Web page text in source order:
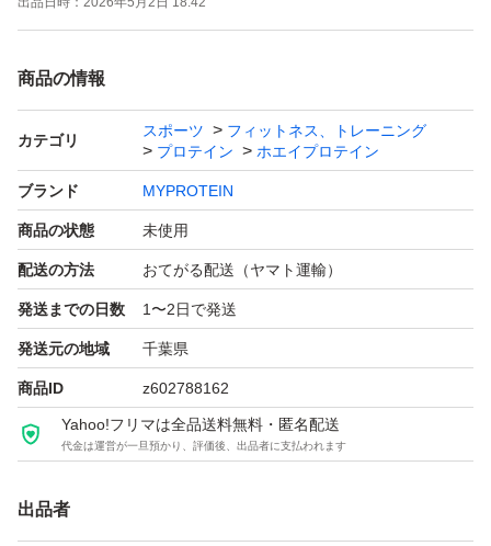
※万が一遅れる場合はご連絡いたします。
・限界の価格で出品しておりますため、お値下げできかね
・無言購入大歓迎です。
注意事項
・配送につきましては宅急便コンパクトの専用BOXで発
送いたしますので箱がパンパンになります。気になる方は
プラス500円で宅急便配送に変更可能です。ご連絡くださ
い。
・粉末のためプチプチなどで保護はしません。
・海外商品のためパッケージに擦れ汚れ等ある場合がござ
います。ご理解いただける方のみご購入お願いいたしま
商品の情報
カテゴリ
スポーツ
フィットネス、トレーニング
プロテイン
ホエイプロテイン
ブランド MYPROTEIN
商品の状態 未使用
配送の方法 おてがる配送（ヤマト運輸）
発送までの日数 1〜2日で発送
発送元の地域 千葉県
商品ID z602788162
Yahoo!フリマは全品送料無料・匿名配送
代金は運営が一旦預かり、評価後、出品者に支払われます
出品者